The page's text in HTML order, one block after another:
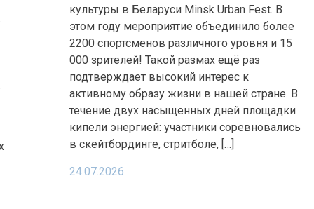
культуры в Беларуси Minsk Urban Fest. В
этом году мероприятие объединило более
2200 спортсменов различного уровня и 15
000 зрителей! Такой размах ещё раз
подтверждает высокий интерес к
активному образу жизни в нашей стране. В
течение двух насыщенных дней площадки
кипели энергией: участники соревновались
в скейтбординге, стритболе, […]
24.07.2026